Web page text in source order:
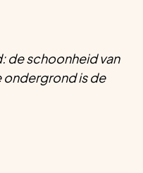
de schoonheid van
ondergrond is de